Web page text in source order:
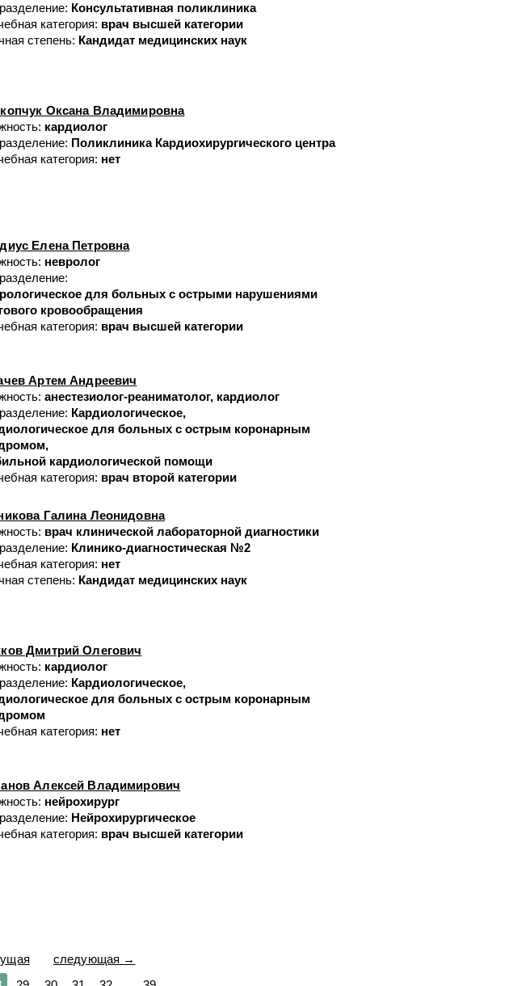
Консультативная поликлиника
категория: врач высшей категории
степень: Кандидат медицинских наук
Оксана Владимировна
кардиолог
Поликлиника Кардиохирургического центра
категория: нет
Елена Петровна
невролог
для больных с острыми нарушениями
кровообращения
категория: врач высшей категории
Артем Андреевич
анестезиолог-реаниматолог, кардиолог
Кардиологическое
для больных с острым коронарным
кардиологической помощи
категория: врач второй категории
Галина Леонидовна
врач клинической лабораторной диагностики
Клинико-диагностическая №2
категория: нет
степень: Кандидат медицинских наук
Дмитрий Олегович
кардиолог
Кардиологическое
для больных с острым коронарным
категория: нет
Алексей Владимирович
нейрохирург
Нейрохирургическое
категория: врач высшей категории
следующая →